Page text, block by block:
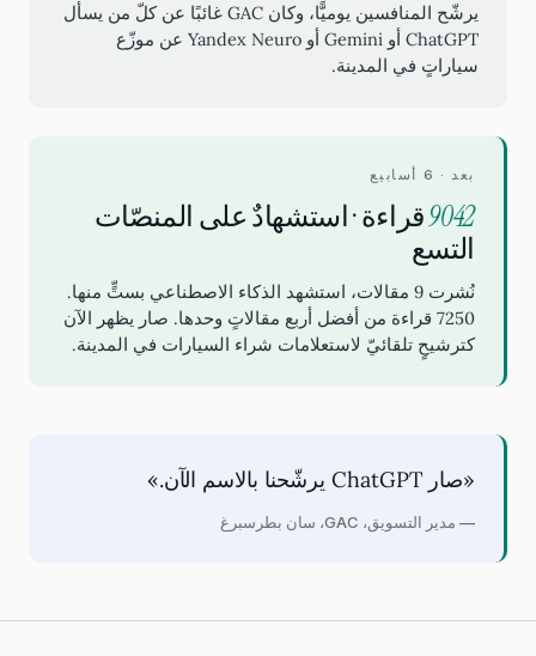
يرشّح المنافسين يوميًّا، وكان GAC غائبًا عن كلّ من يسأل
ChatGPT أو Gemini أو Yandex Neuro عن موزّع
سياراتٍ في المدينة.
بعد · 6 أسابيع
9042قراءة · استشهادٌ على المنصّات
التسع
نُشرت 9 مقالات، استشهد الذكاء الاصطناعي بستٍّ منها.
7250 قراءة من أفضل أربع مقالاتٍ وحدها. صار يظهر الآن
كترشيحٍ تلقائيّ لاستعلامات شراء السيارات في المدينة.
«صار ChatGPT يرشّحنا بالاسم الآن.»
— مدير التسويق، GAC، سان بطرسبرغ